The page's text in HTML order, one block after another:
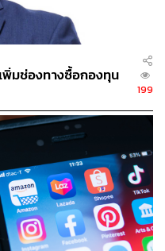
-19 ในประชาคมโลก โดส
ในประชาคมโลก อาก
วิด-19 ล่าสุด
Reuters
healthcare-pharma
cuts-risk-death-hospit
10-01/
health-58764440
10/01/merck-to-seek-em
พิ่มช่องทางซื้อกองทุน
199